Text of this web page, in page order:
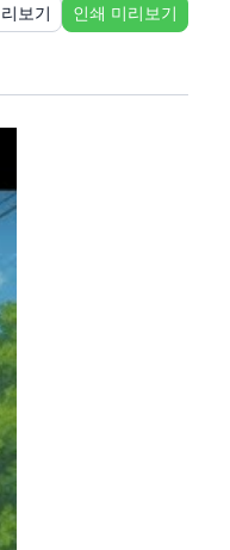
보기 인쇄 미리보기